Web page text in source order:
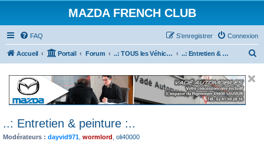
MAZDA FRENCH CLUB
FAQ Connexion
S’enregistrer
Accueil Portail Forum ..: TOUS les Véhicules MAZDA :.. ..: Entretien & peinture :..
..: Entretien & peinture :..
Modérateurs : dayvid971 wormlord oli40000